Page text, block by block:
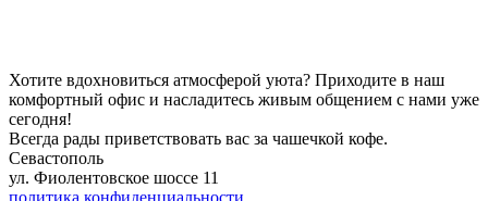
Хотите вдохновиться атмосферой уюта? Приходите в наш
комфортный офис и насладитесь живым общением с нами уже
сегодня!
Всегда рады приветствовать вас за чашечкой кофе.
Севастополь
ул. Фиолентовское шоссе 11
политика конфиденциальности